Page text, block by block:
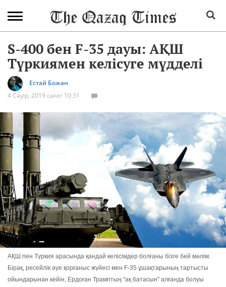
S-400 бен F-35 дауы: АҚШ
Түркиямен келісуге мүдделі
Естай Божан
4 Сәуір, 2019 сағат 10:31
АҚШ пен Түркия арасында қандай келісімдер болғаны бізге бей мәлім.
Бірақ, ресейлік әуе қорғаныс жүйесі мен F-35 ұшақтарының тартысты
ойындарынан кейін, Ердоған Трамптың "ақ батасын" алғанда болуы